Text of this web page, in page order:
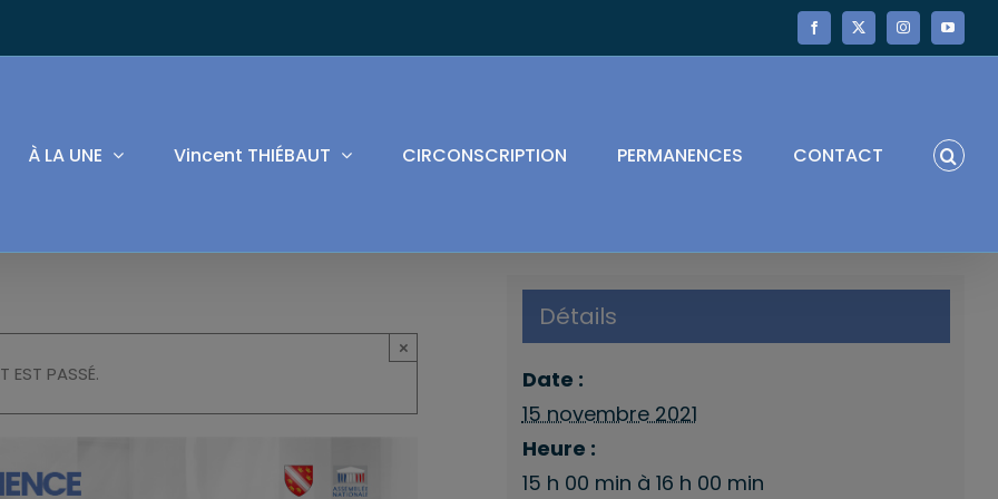
Facebook
X InstagramYouTube
À LA UNE Vincent THIÉBAUT CIRCONSCRIPTION PERMANENCES CONTACT
EST PASSÉ.
×
Détails
Date :
15 novembre 2021
Heure :
15 h 00 min à 16 h 00 min